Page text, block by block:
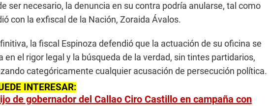
ser necesario, la denuncia en su contra podría anularse, tal como
con la exfiscal de la Nación, Zoraida Ávalos.
la fiscal Espinoza defendió que la actuación de su oficina se
en el rigor legal y la búsqueda de la verdad, sin tintes partidarios,
categóricamente cualquier acusación de persecución política.
INTERESAR:
de gobernador del Callao Ciro Castillo en campaña con